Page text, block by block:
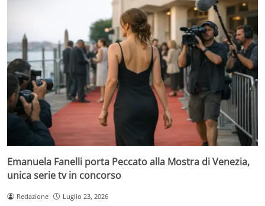
Emanuela Fanelli porta Peccato alla Mostra di Venezia,
unica serie tv in concorso
Redazione Luglio 23, 2026